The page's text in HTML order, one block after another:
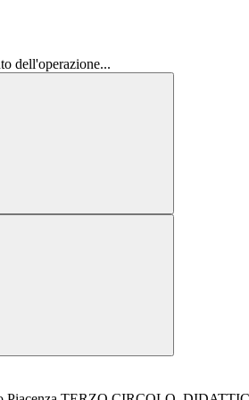
dell'operazione...